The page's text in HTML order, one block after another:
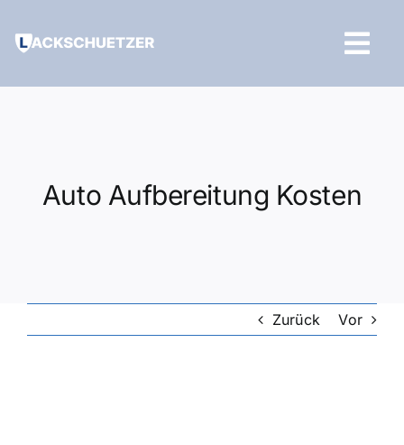
Inhalt
Auto Aufbereitung Kosten
Zurück Vor